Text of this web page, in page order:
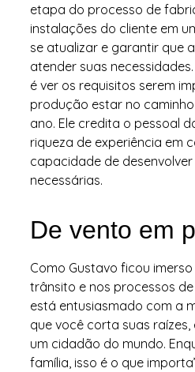
etapa do processo de
instalações do cliente em
se atualizar e garantir que
atender suas
é ver os requisitos serem
produção estar no
ano. Ele credita o pessoal
riqueza de experiência em
capacidade de
necessárias.
De vento em
Como Gustavo ficou
trânsito e nos processos
está entusiasmado com a
que você corta suas
um cidadão do mundo.
família, isso é o que